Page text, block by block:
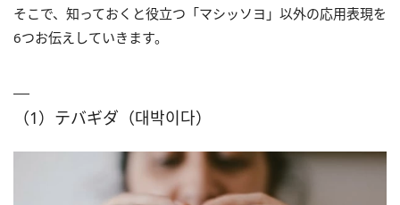
そこで、知っておくと役立つ「マシッソヨ」以外の応用表現を
6つお伝えしていきます。
（1）テバギダ（대박이다）